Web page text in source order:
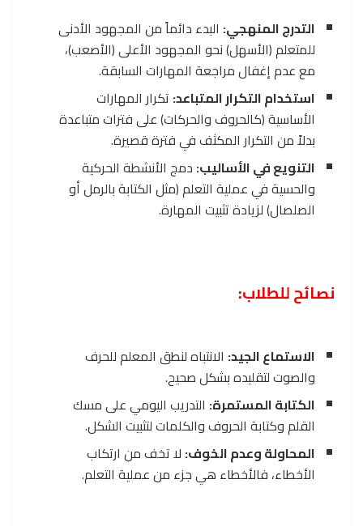
التدرج المنهجي: البدء دائماً من المجهود الأدنى
للمتعلم (الأسهل) نحو المجهود الأعلى (الأصعب)،
مع عدم إغفال مراجعة المهارات السابقة.
استخدام التكرار المتباعد: تكرار المهارات
الأساسية (كالحروف والحركات) على فترات متباعدة
بدلاً من التكرار المكثف في فترة قصيرة.
التنويع في الأساليب: دمج الأنشطة الحركية
والحسية في عملية التعلم (مثل الكتابة بالرمل أو
الصلصال) لزيادة تثبيت المهارة.
نصائح للطلاب:
الاستماع الجيد: الانتباه لنطق المعلم للحرف
والصوت لتقليده بشكل صحيح.
الكتابة المستمرة: التدريب اليومي على مسك
القلم وكتابة الحروف والكلمات لتثبيت الشكل.
المحاولة وعدم الخوف: لا تخف من ارتكاب
الأخطاء، فالأخطاء هي جزء من عملية التعلم.